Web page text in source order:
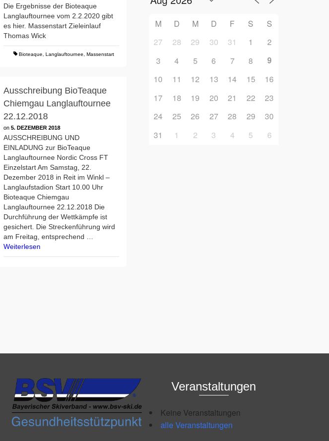
Die Ergebnisse der Bioteaque
Langlauftournee vom 2.2.2020 gibt
es hier. Massenstart Zieleinlauf
Thomas Wick
Bioteaque, Langlauftournee, Massenstart
Ausschreibung BioTeaque
Chiemgau Langlauftournee
22.12.2018
on5. DEZEMBER 2018
AUSSCHREIBUNG UND
EINLADUNG zur BioTeaque
Langlauftournee Nordic Cross FT
Einzelstart Am Samstag, 22.
Dezember 2018 in Reit im Winkl –
Langlaufstadion Start 10.00 Uhr
Bioteaque Chiemgau
Langlauftournee 22.12.2018 Die
Durchführung der Wettkämpfe ist
gesichert. Die Streckenführung wird
am Freitag, entsprechend …
Weiterlesen
M D M D F S
S
27
28 29 30 31 1
2
3
4 5 6 7 8
9
10
11 12 13 14 15
16
17
18 19 20 21 22
23
24
25 26 27 28 29
30
31
1 2 3 4 5 6
Veranstaltungen
Keine Veranstaltungen
alle Veranstaltungen